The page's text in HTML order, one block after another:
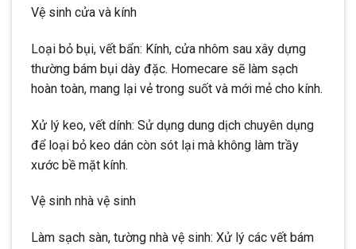
Vệ sinh cửa và kính
Loại bỏ bụi, vết bẩn: Kính, cửa nhôm sau xây dựng
thường bám bụi dày đặc. Homecare sẽ làm sạch
hoàn toàn, mang lại vẻ trong suốt và mới mẻ cho kính.
Xử lý keo, vết dính: Sử dụng dung dịch chuyên dụng
để loại bỏ keo dán còn sót lại mà không làm trầy
xước bề mặt kính.
Vệ sinh nhà vệ sinh
Làm sạch sàn, tường nhà vệ sinh: Xử lý các vết bám